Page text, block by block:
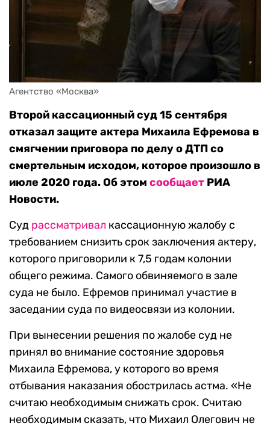
Агентство «Москва»
Второй кассационный суд 15 сентября
отказал защите актера Михаила Ефремова в
смягчении приговора по делу о ДТП со
смертельным исходом, которое произошло в
июле 2020 года. Об этом сообщает РИА
Новости.
Суд рассматривал кассационную жалобу с
требованием снизить срок заключения актеру,
которого приговорили к 7,5 годам колонии
общего режима. Самого обвиняемого в зале
суда не было. Ефремов принимал участие в
заседании суда по видеосвязи из колонии.
При вынесении решения по жалобе суд не
принял во внимание состояние здоровья
Михаила Ефремова, у которого во время
отбывания наказания обострилась астма. «Не
считаю необходимым снижать срок. Считаю
необходимым сказать, что Михаил Олегович не